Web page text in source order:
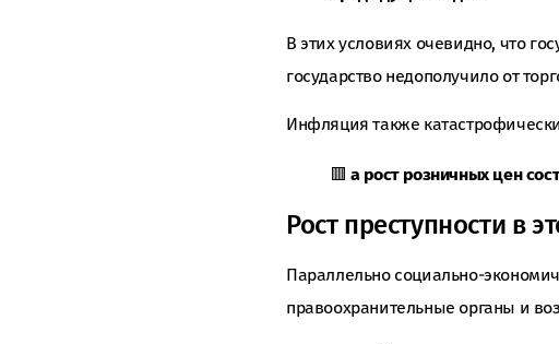
В этих условиях очевидно, что
государство недополучило от
Инфляция также
🟥а рост розничных цен
Рост преступности в
Параллельно социально-
правоохранительные органы и